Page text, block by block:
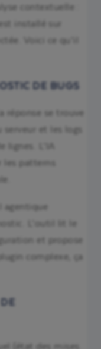
contextuelle :
installé sur
Voici ce qu’il
DE BUGS
réponse se trouve
serveur et les logs
lignes. L’IA
patterns
agentique
L’outil lit le
et propose
complexe, ça
(état des mises